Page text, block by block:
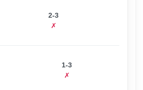
2-3
✗
1-3
✗